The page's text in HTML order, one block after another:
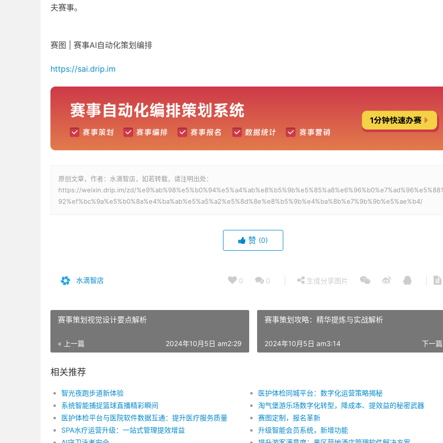
夫赛事。
赛图 | 赛事AI自动化策划编排
https://sai.drip.im
原创文章，作者：水滴智店，如若转载，请注明出处：
https://weixin.drip.im/zd/
92%ef%bc%9a%e5%b0%8a%e4%ba%ab%e5%a5%a2%e5%8d%8e%e8%b5%9b%e4%ba%8b%e7%9b%9b%e5%ae%b4/
赞 (0)
水滴智店 0 0 生成分享图片
赛事策划视觉设计要点解析
« 上一篇 2024年10月5日 am2:29
赛事策划攻略：精华提炼与实战解析
下一
2024年10月5日 am3:14
相关推荐
智光夜跑步道新体验
医护体检同城平台：数字化运营策略揭秘
系统智能捕捉篮球直播精彩瞬间
淘气堡游乐场数字化转型，降成本、提效益的秘密武器
医护体检平台与医院软件数据互通：提升医疗服务质量
赛图定制，报名革新
SPA水疗运营升级：一站式管理提效增益
升级智能会员系统，新增功能